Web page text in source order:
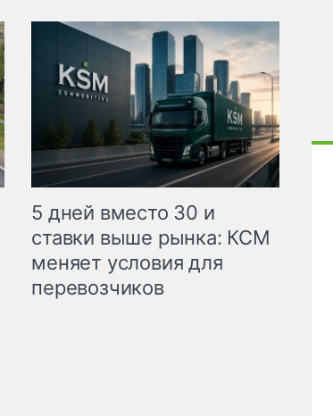
5 дней вместо 30 и
ставки выше рынка: КСМ
меняет условия для
перевозчиков